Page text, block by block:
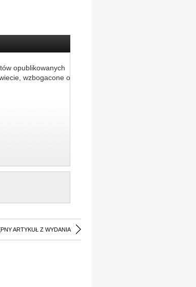
opublikowanych
wzbogacone o
ARTYKUŁ Z WYDANIA